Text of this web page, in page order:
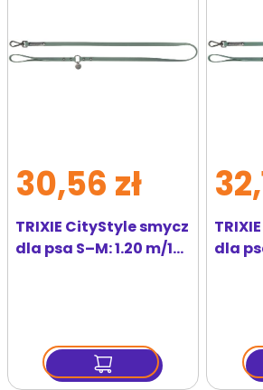
TRIXIE CityStyle smycz
dla psa S–M: 1.20 m/13
30,56 zł
dla